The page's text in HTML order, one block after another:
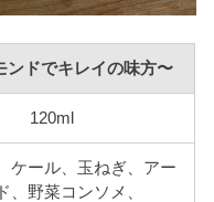
ンドでキレイの味方〜
120ml
ケール、玉ねぎ、アー
、野菜コンソメ、